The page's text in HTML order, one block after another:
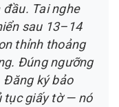
Tai nghe
sau 13–14
thỉnh thoảng
Đúng ngưỡng
Đăng ký bảo
tục giấy tờ — nó